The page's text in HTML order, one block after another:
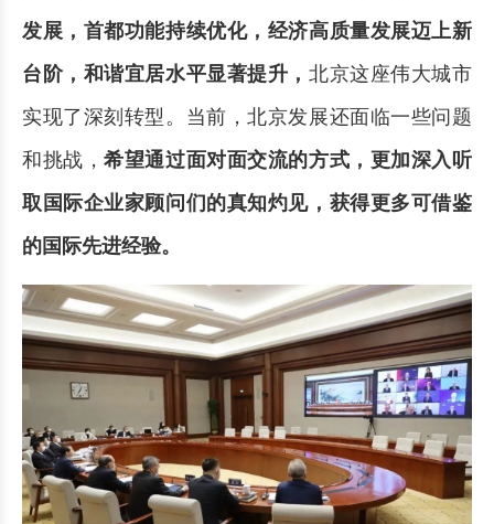
发展，首都功能持续优化，经济高质量发展迈上新
台阶，和谐宜居水平显著提升， 北京这座伟大城市
实现了深刻转型。当前，北京发展还面临一些问题
和挑战，希望通过面对面交流的方式，更加深入听
取国际企业家顾问们的真知灼见，获得更多可借鉴
的国际先进经验。